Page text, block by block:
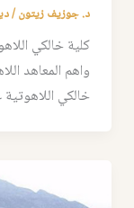
د. جوزيف زيتون/
كلية خالكي
واهم المعاهد
خالكي اللاهوتية عام 1844